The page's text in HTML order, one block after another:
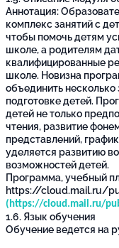
Аннотация:
комплекс занятий с
чтобы помочь детям
школе, а родителям
квалифицированные
школе. Новизна
объединить
подготовке детей.
детей не только
чтения, развитие
представлений,
уделяется развитию
возможностей детей.
Программа, учебный
https://cloud.mail.ru/
( https://cloud.mail.ru/
1.6. Язык обучения
Обучение ведется на